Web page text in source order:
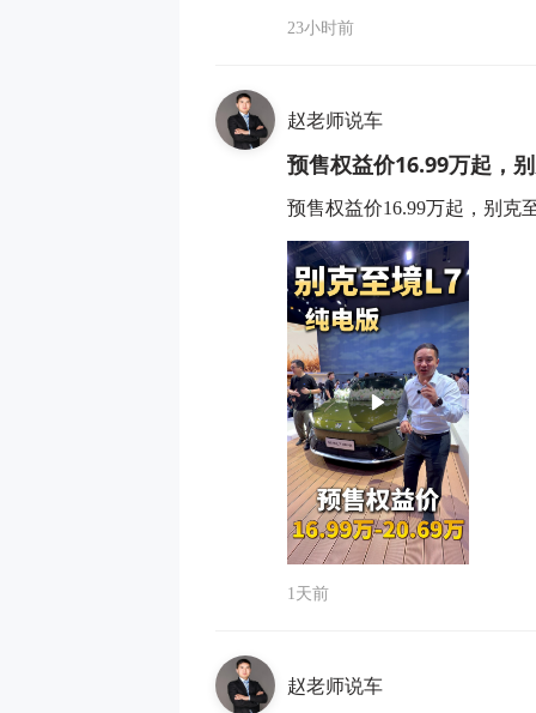
23小时前
赵老师说车
预售权益价16.99万起，
预售权益价16.99万起，别克
1天前
赵老师说车